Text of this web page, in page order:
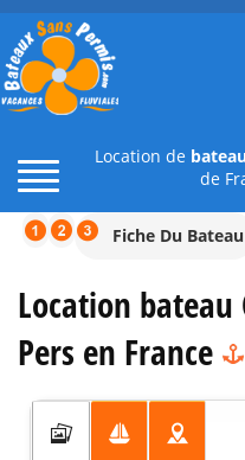
Location de
de
Fiche Du Bateau
Location bateau
Pers en France